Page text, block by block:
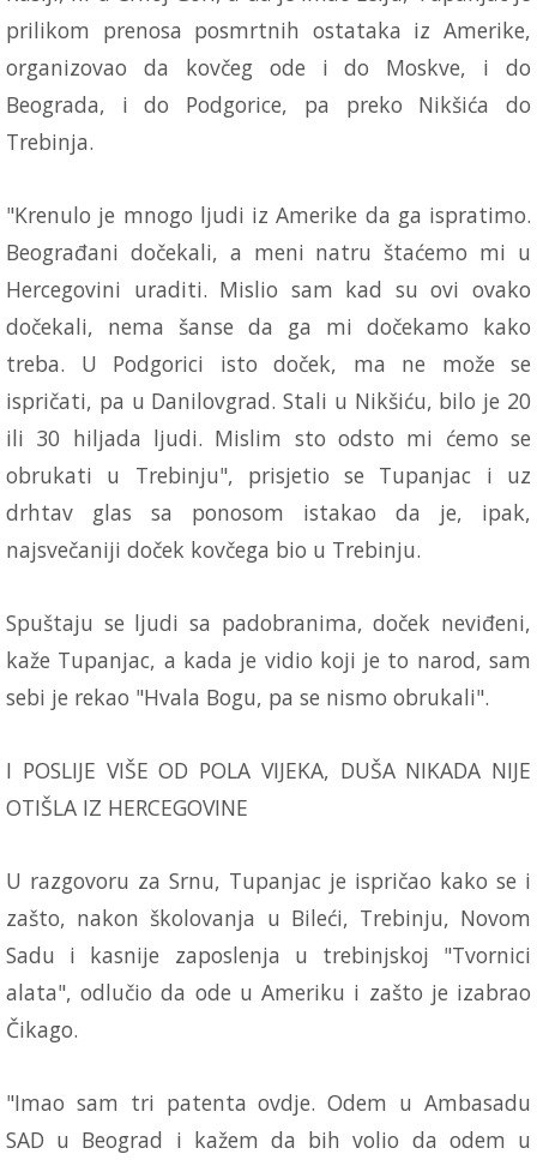
prilikom prenosa posmrtnih ostataka iz Amerike,
organizovao da kovčeg ode i do Moskve, i do
Beograda, i do Podgorice, pa preko Nikšića do
Trebinja.
"Krenulo je mnogo ljudi iz Amerike da ga ispratimo.
Beograđani dočekali, a meni natru štaćemo mi u
Hercegovini uraditi. Mislio sam kad su ovi ovako
dočekali, nema šanse da ga mi dočekamo kako
treba. U Podgorici isto doček, ma ne može se
ispričati, pa u Danilovgrad. Stali u Nikšiću, bilo je 20
ili 30 hiljada ljudi. Mislim sto odsto mi ćemo se
obrukati u Trebinju", prisjetio se Tupanjac i uz
drhtav glas sa ponosom istakao da je, ipak,
najsvečaniji doček kovčega bio u Trebinju.
Spuštaju se ljudi sa padobranima, doček neviđeni,
kaže Tupanjac, a kada je vidio koji je to narod, sam
sebi je rekao "Hvala Bogu, pa se nismo obrukali".
I POSLIJE VIŠE OD POLA VIJEKA, DUŠA NIKADA NIJE
OTIŠLA IZ HERCEGOVINE
U razgovoru za Srnu, Tupanjac je ispričao kako se i
zašto, nakon školovanja u Bileći, Trebinju, Novom
Sadu i kasnije zaposlenja u trebinjskoj "Tvornici
alata", odlučio da ode u Ameriku i zašto je izabrao
Čikago.
"Imao sam tri patenta ovdje. Odem u Ambasadu
SAD u Beograd i kažem da bih volio da odem u